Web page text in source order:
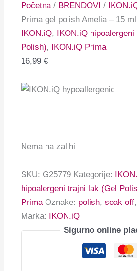
Početna/ BRENDOVI /
Prima gel polish Amelia – 15 ml
IKON.iQ, IKON.iQ
Polish), IKON.iQ Prima
16,99€
Nema na zalihi
SKU: G25779 Kategorije:
hipoalergeni trajni lak (Gel
Prima Oznake: polish,soak off
Marka:
IKON.iQ
Sigurno online